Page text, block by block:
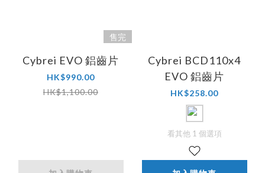
售完
Cybrei EVO 鋁齒片
HK$990.00
HK$1,100.00
Cybrei BCD110x4
EVO 鋁齒片
HK$258.00
看其他 1 個選項